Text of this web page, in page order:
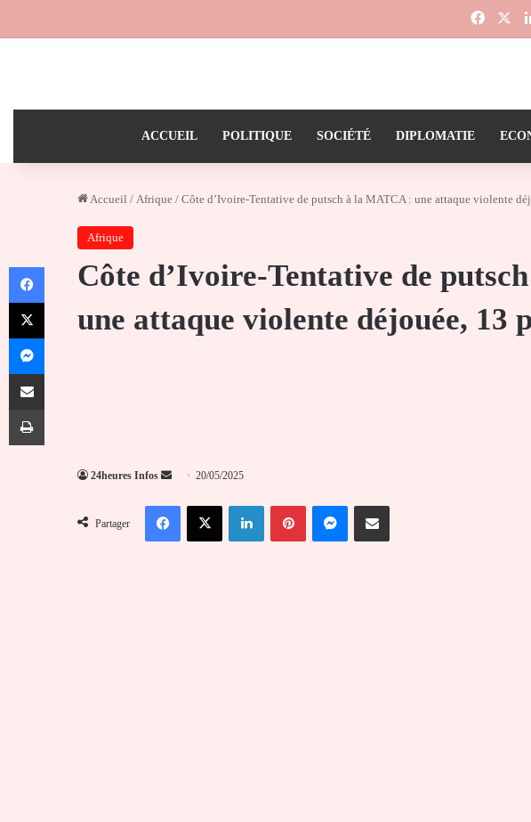
ACCUEIL POLITIQUE SOCIÉTÉ DIPLOMATIE
Accueil / Afrique / Côte d’Ivoire-Tentative de putsch à la MATCA : une attaque violente
Afrique
Côte d’Ivoire-Tentative de
une attaque violente déjouée, 13
24heures Infos
Envoyer
courriel
20/05/2025
Partager
FacebookX LinkedinPinterestMessengerPartager par email
Facebook
X
Messenger
Partager par email